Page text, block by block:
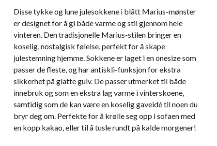
Disse tykke og lune julesokkene i blått Marius-mønster
er designet for å gi både varme og stil gjennom hele
vinteren. Den tradisjonelle Marius-stilen bringer en
koselig, nostalgisk følelse, perfekt for å skape
julestemning hjemme. Sokkene er laget i en onesize som
passer de fleste, og har antiskli-funksjon for ekstra
sikkerhet på glatte gulv. De passer utmerket til både
innebruk og som en ekstra lag varme i vinterskoene,
samtidig som de kan være en koselig gaveidé til noen du
bryr deg om. Perfekte for å krølle seg opp i sofaen med
en kopp kakao, eller til å tusle rundt på kalde morgener!